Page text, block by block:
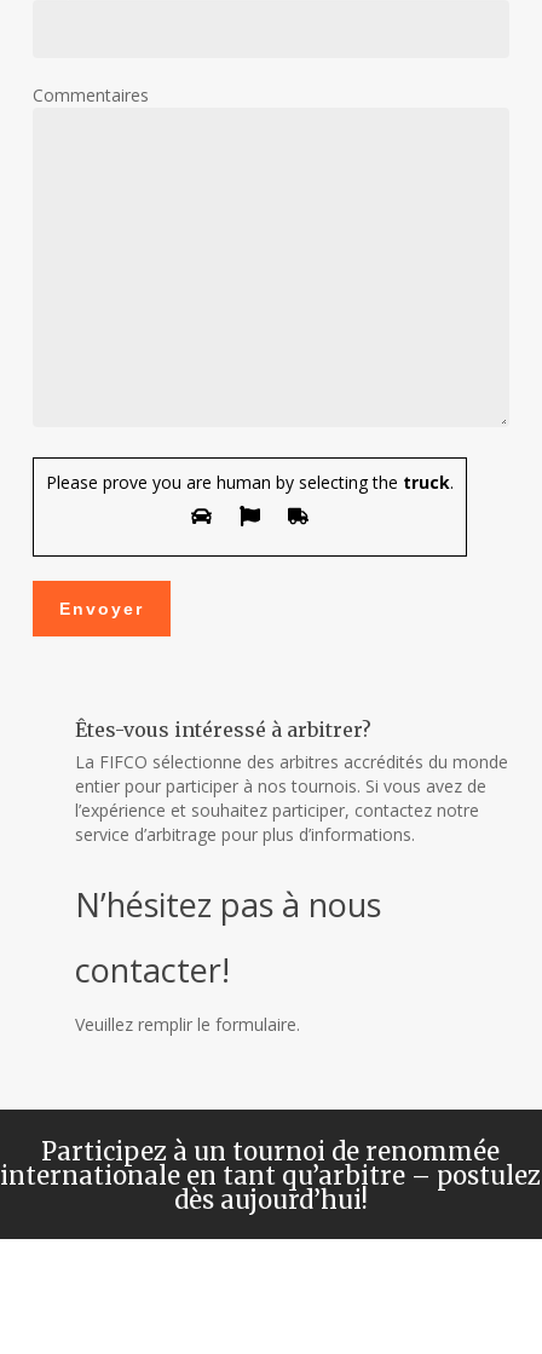
Commentaires
Please prove you are human by selecting the truck.
Êtes-vous intéressé à arbitrer?
La FIFCO sélectionne des arbitres accrédités du monde
entier pour participer à nos tournois. Si vous avez de
l’expérience et souhaitez participer, contactez notre
service d’arbitrage pour plus d’informations.
N’hésitez pas à nous
contacter!
Veuillez remplir le formulaire.
Participez à un tournoi de renommée
internationale en tant qu’arbitre – postulez
dès aujourd’hui!